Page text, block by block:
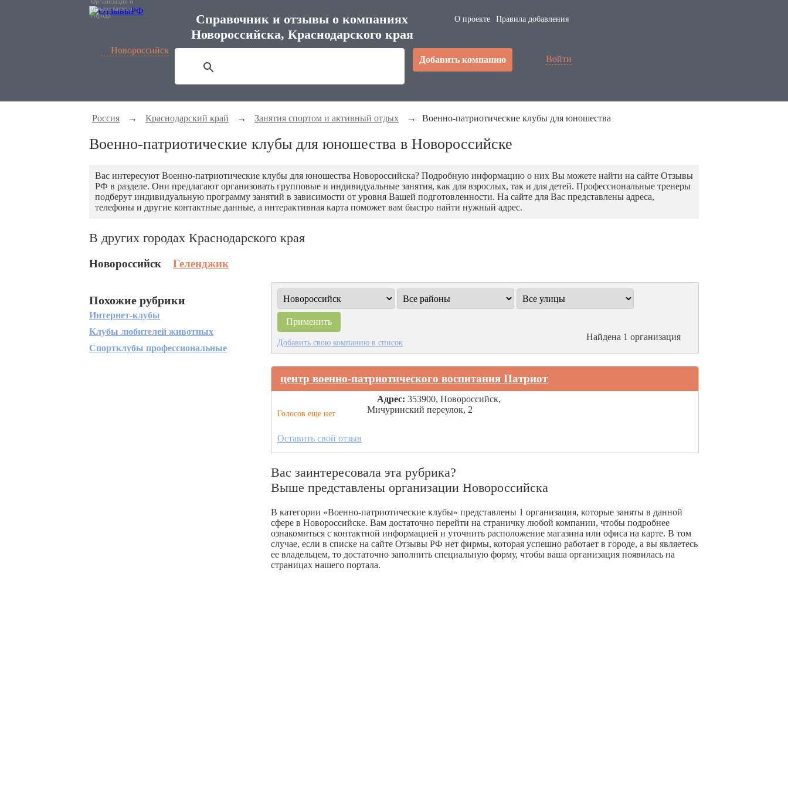
отзывы вашего
города
Справочник и отзывы о компаниях
Новороссийска, Краснодарского края
О проекте Правила добавления
Новороссийск
Добавить компанию
Войти
Россия → Краснодарский край → Занятия спортом и активный отдых → Военно-патриотические клубы для юношества
Военно-патриотические клубы для юношества в Новороссийске
Вас интересуют Военно-патриотические клубы для юношества Новороссийска? Подробную информацию о них Вы можете найти на сайте Отзывы
РФ в разделе. Они предлагают организовать групповые и индивидуальные занятия, как для взрослых, так и для детей. Профессиональные тренеры
подберут индивидуальную программу занятий в зависимости от уровня Вашей подготовленности. На сайте для Вас представлены адреса,
телефоны и другие контактные данные, а интерактивная карта поможет вам быстро найти нужный адрес.
В других городах Краснодарского края
Новороссийск Геленджик
Добавить свою компанию в список
Найдена 1 организация
центр военно-патриотического воспитания Патриот
Голосов еще нет
Адрес: 353900, Новороссийск,
Мичуринский переулок, 2
Оставить свой отзыв
Вас заинтересовала эта рубрика?
Выше представлены организации Новороссийска
В категории «Военно-патриотические клубы» представлены 1 организация, которые заняты в данной
сфере в Новороссийске. Вам достаточно перейти на страничку любой компании, чтобы подробнее
ознакомиться с контактной информацией и уточнить расположение магазина или офиса на карте. В том
случае, если в списке на сайте Отзывы РФ нет фирмы, которая успешно работает в городе, а вы являетесь
ее владельцем, то достаточно заполнить специальную форму, чтобы ваша организация появилась на
страницах нашего портала.
Похожие рубрики
Интернет-клубы
Клубы любителей животных
Спортклубы профессиональные